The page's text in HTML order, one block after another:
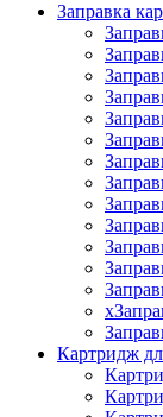
Заправка
Картридж